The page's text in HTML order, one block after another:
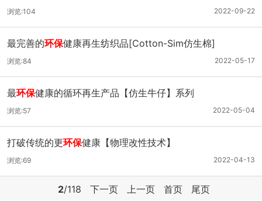
2022-09-22
浏览:104
最完善的环保健康再生纺织品[Cotton-Sim仿生棉]
2022-05-17
浏览:84
最环保健康的循环再生产品【仿生牛仔】系列
2022-05-04
浏览:57
打破传统的更环保健康【物理改性技术】
2022-04-13
浏览:69
2/118 下一页 上一页 首页 尾页